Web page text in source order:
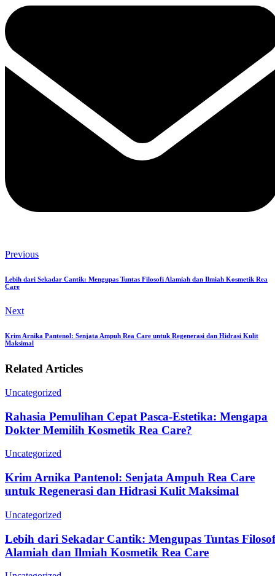
Previous
Lebih dari Sekadar Cantik: Mengupas Tuntas Filosofi Alamiah dan Ilmiah Kosmetik Rea
Care
Next
Krim Arnika Pantenol: Senjata Ampuh Rea Care untuk Regenerasi dan Hidrasi Kulit
Maksimal
Related Articles
Uncategorized
Rahasia Pemulihan Cepat Pasca-Estetika: Mengapa
Dokter Memilih Kosmetik Rea Care?
Uncategorized
Krim Arnika Pantenol: Senjata Ampuh Rea Care
untuk Regenerasi dan Hidrasi Kulit Maksimal
Uncategorized
Lebih dari Sekadar Cantik: Mengupas Tuntas
Alamiah dan Ilmiah Kosmetik Rea Care